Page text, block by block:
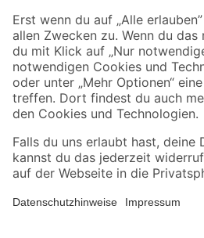
Sicher einkaufen
Jetzt die toom-App herunterladen
Alle Preisangaben in EUR inkl. gesetzl. MwSt.. Die
Umständen nicht in allen Märkten verfügbar. Die
Produkte nur solange der Vorrat reicht.
*Paketversand ab 59 € versandkostenfrei, gilt nicht